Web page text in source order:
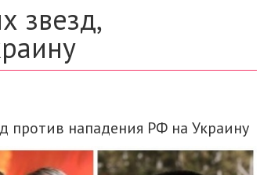
звезд,
против нападения РФ на Украину